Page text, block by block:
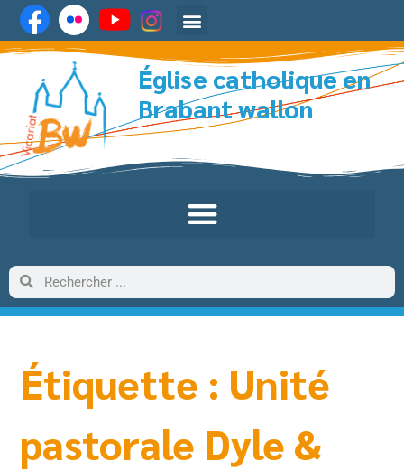
Église catholique en
Brabant wallon
Étiquette : Unité
pastorale Dyle &